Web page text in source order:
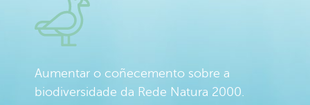
Aumentar o coñecemento sobre a
biodiversidade da Rede Natura 2000.